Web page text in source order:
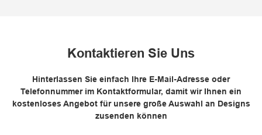
Kontaktieren Sie Uns
Hinterlassen Sie einfach Ihre E-Mail-Adresse oder
Telefonnummer im Kontaktformular, damit wir Ihnen ein
kostenloses Angebot für unsere große Auswahl an Designs
zusenden können